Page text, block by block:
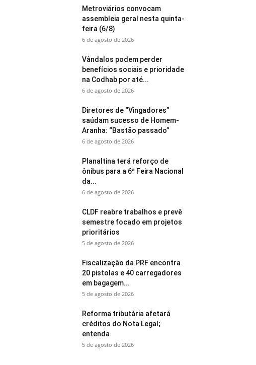
Metroviários convocam
assembleia geral nesta quinta-
feira (6/8)
6 de agosto de 2026
Vândalos podem perder
benefícios sociais e prioridade
na Codhab por até...
6 de agosto de 2026
Diretores de “Vingadores”
saúdam sucesso de Homem-
Aranha: “Bastão passado”
6 de agosto de 2026
Planaltina terá reforço de
ônibus para a 6ª Feira Nacional
da...
6 de agosto de 2026
CLDF reabre trabalhos e prevê
semestre focado em projetos
prioritários
5 de agosto de 2026
Fiscalização da PRF encontra
20 pistolas e 40 carregadores
em bagagem...
5 de agosto de 2026
Reforma tributária afetará
créditos do Nota Legal;
entenda
5 de agosto de 2026